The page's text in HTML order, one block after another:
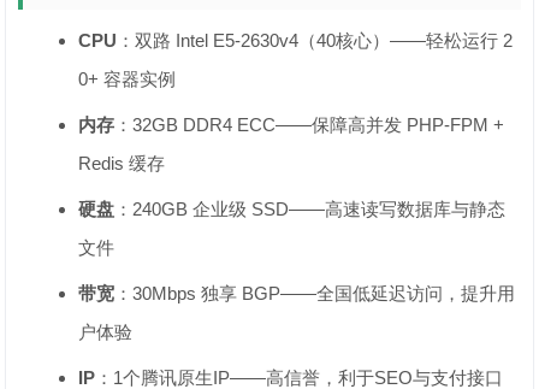
CPU ：双路 Intel E5-2630v4（40核心）——轻松运行 2
0+ 容器实例
内存 ：32GB DDR4 ECC——保障高并发 PHP-FPM +
Redis 缓存
硬盘 ：240GB 企业级 SSD——高速读写数据库与静态
文件
带宽 ：30Mbps 独享 BGP——全国低延迟访问，提升用
户体验
IP ：1个腾讯原生IP——高信誉，利于SEO与支付接口